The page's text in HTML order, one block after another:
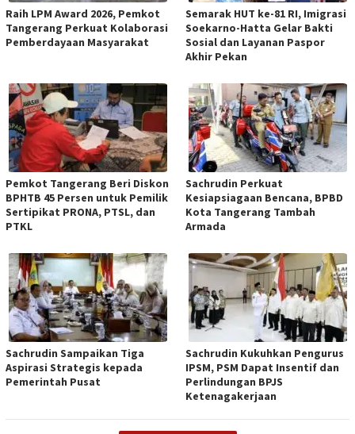
Raih LPM Award 2026, Pemkot
Tangerang Perkuat Kolaborasi
Pemberdayaan Masyarakat
Semarak HUT ke-81 RI, Imigrasi
Soekarno-Hatta Gelar Bakti
Sosial dan Layanan Paspor
Akhir Pekan
Pemkot Tangerang Beri Diskon
BPHTB 45 Persen untuk Pemilik
Sertipikat PRONA, PTSL, dan
PTKL
Sachrudin Perkuat
Kesiapsiagaan Bencana, BPBD
Kota Tangerang Tambah
Armada
Sachrudin Sampaikan Tiga
Aspirasi Strategis kepada
Pemerintah Pusat
Sachrudin Kukuhkan Pengurus
IPSM, PSM Dapat Insentif dan
Perlindungan BPJS
Ketenagakerjaan